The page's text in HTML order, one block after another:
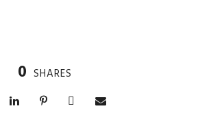
0 SHARES